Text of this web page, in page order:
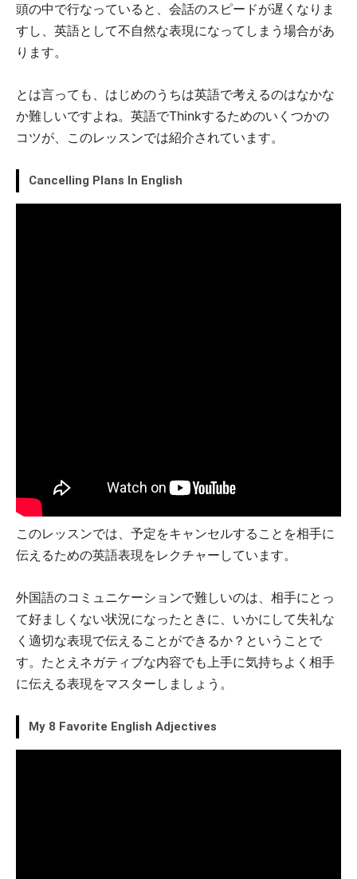
頭の中で行なっていると、会話のスピードが遅くなりま
すし、英語として不自然な表現になってしまう場合があ
ります。
とは言っても、はじめのうちは英語で考えるのはなかな
か難しいですよね。英語でThinkするためのいくつかの
コツが、このレッスンでは紹介されています。
Cancelling Plans In English
このレッスンでは、予定をキャンセルすることを相手に
伝えるための英語表現をレクチャーしています。
外国語のコミュニケーションで難しいのは、相手にとっ
て好ましくない状況になったときに、いかにして失礼な
く適切な表現で伝えることができるか？ということで
す。たとえネガティブな内容でも上手に気持ちよく相手
に伝える表現をマスターしましょう。
My 8 Favorite English Adjectives